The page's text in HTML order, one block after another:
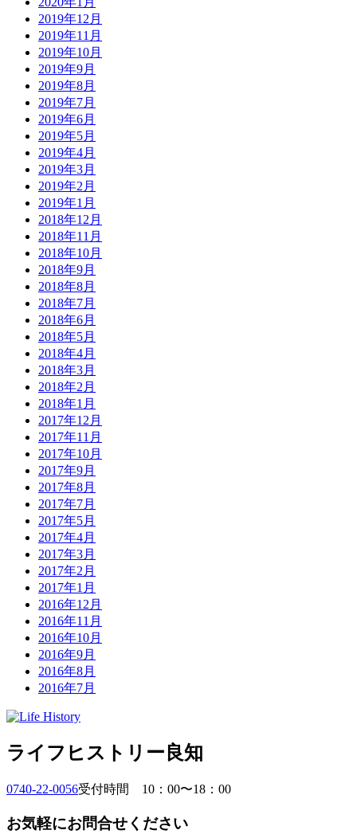
2019年12月
2019年11月
2019年10月
2019年9月
2019年8月
2019年7月
2019年6月
2019年5月
2019年4月
2019年3月
2019年2月
2019年1月
2018年12月
2018年11月
2018年10月
2018年9月
2018年8月
2018年7月
2018年6月
2018年5月
2018年4月
2018年3月
2018年2月
2018年1月
2017年12月
2017年11月
2017年10月
2017年9月
2017年8月
2017年7月
2017年5月
2017年4月
2017年3月
2017年2月
2017年1月
2016年12月
2016年11月
2016年10月
2016年9月
2016年8月
2016年7月
ライフヒストリー良知
0740-22-0056受付時間 10：00〜18：00
お気軽にお問合せください